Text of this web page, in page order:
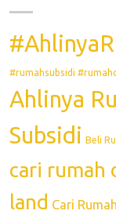
#rumahsubsidi
Ahlinya
Subsidi Beli
cari rumah
land Cari